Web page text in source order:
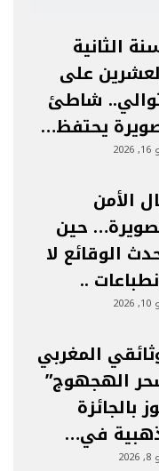
الثانية
على
شاطئ
يحتفظ…
الأمن
حين
الوقائع لا
..
المغربي
الهجهوج”
بالجائزة
في…